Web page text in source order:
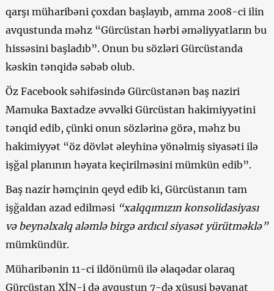
qarşı müharibəni çoxdan başlayıb, amma 2008-ci ilin
avqustunda məhz “Gürcüstan hərbi əməliyyatların bu
hissəsini başladıb”. Onun bu sözləri Gürcüstanda
kəskin tənqidə səbəb olub.
Öz Facebook səhifəsində Gürcüstanən baş naziri
Mamuka Baxtadze əvvəlki Gürcüstan hakimiyyətini
tənqid edib, çünki onun sözlərinə görə, məhz bu
hakimiyyət “öz dövlət əleyhinə yönəlmiş siyasəti ilə
işğal planının həyata keçirilməsini mümkün edib”.
Baş nazir həmçinin qeyd edib ki, Gürcüstanın tam
işğaldan azad edilməsi “xalqqımızın konsolidasiyası
və beynəlxalq aləmlə birgə ardıcıl siyasət yürütməklə”
mümkündür.
Müharibənin 11-ci ildönümü ilə əlaqədar olaraq
Gürcüstan XİN-i də avqustun 7-də xüsusi bəyanat